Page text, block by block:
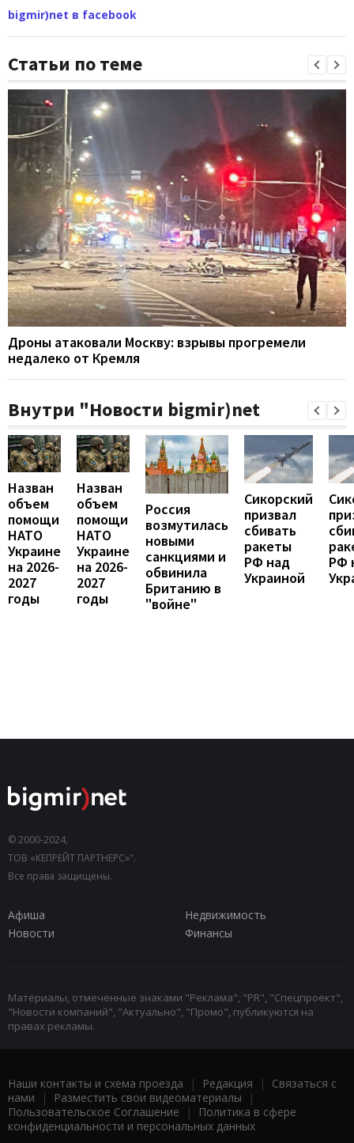
bigmir)net в facebook
Статьи по теме
Дроны атаковали Москву: взрывы прогремели
недалеко от Кремля
Внутри "Новости bigmir)net
Назван
объем
помощи
НАТО
Украине
на 2026-
2027
годы
Назван
объем
помощи
НАТО
Украине
на 2026-
2027
годы
Россия
возмутилась
новыми
санкциями и
обвинила
Британию в
"войне"
Сикорский
призвал
сбивать
ракеты
РФ над
Украиной
РФ
© 2000-2024,
ТОВ «КЕПРЕЙТ ПАРТНЕРС»".
Все права защищены.
Афиша
Недвижимость
Новости
Финансы
Материалы, отмеченные знаками "Реклама", "PR", "Спецпроект",
"Новости компаний", "Актуально", "Промо", публикуются на
правах рекламы.
Наши контакты и схема проезда | Редакция | Связаться с
нами | Разместить свои видеоматериалы |
Пользовательское Соглашение |
Политика в сфере
конфиденциальности и персональных данных